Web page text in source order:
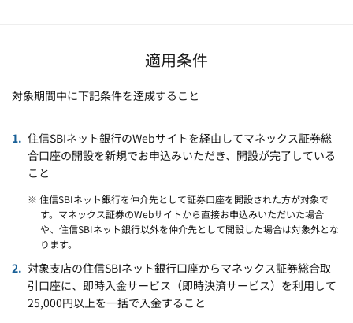
適用条件
対象期間中に下記条件を達成すること
住信SBIネット銀行のWebサイトを経由してマネックス証券総
合口座の開設を新規でお申込みいただき、開設が完了している
こと
※ 住信SBIネット銀行を仲介先として証券口座を開設された方が対象で
す。マネックス証券のWebサイトから直接お申込みいただいた場合
や、住信SBIネット銀行以外を仲介先として開設した場合は対象外とな
ります。
対象支店の住信SBIネット銀行口座からマネックス証券総合取
引口座に、即時入金サービス（即時決済サービス）を利用して
25,000円以上を一括で入金すること